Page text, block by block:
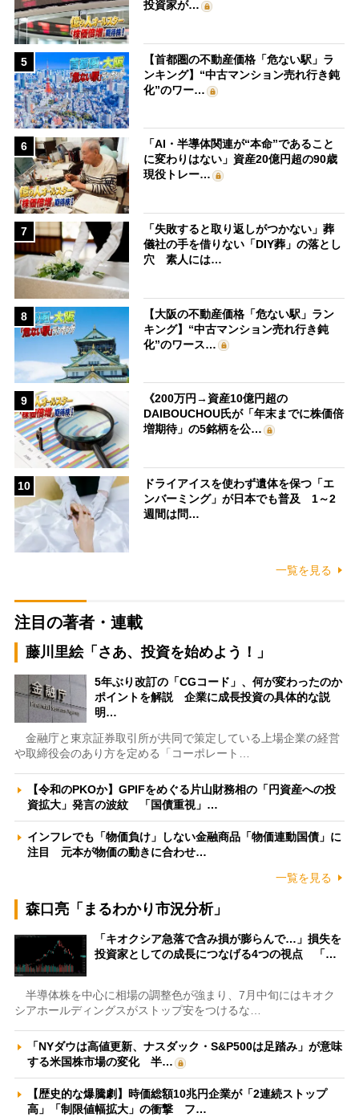
投資家が…
5
【首都圏の不動産価格「危ない駅」ラ
ンキング】“中古マンション売れ行き鈍
化”のワー…
6
「AI・半導体関連が“本命”であること
に変わりはない」資産20億円超の90歳
現役トレー…
7
「失敗すると取り返しがつかない」葬
儀社の手を借りない「DIY葬」の落とし
穴 素人には…
8
【大阪の不動産価格「危ない駅」ラン
キング】“中古マンション売れ行き鈍
化”のワース…
9
《200万円→資産10億円超の
DAIBOUCHOU氏が「年末までに株価倍
増期待」の5銘柄を公…
10
ドライアイスを使わず遺体を保つ「エ
ンバーミング」が日本でも普及 1～2
週間は問…
一覧を見る
注目の著者・連載
藤川里絵「さあ、投資を始めよう！」
5年ぶり改訂の「CGコード」、何が変わったのか
ポイントを解説 企業に成長投資の具体的な説
明…
金融庁と東京証券取引所が共同で策定している上場企業の経営
や取締役会のあり方を定める「コーポレート…
【令和のPKOか】GPIFをめぐる片山財務相の「円資産への投
資拡大」発言の波紋 「国債重視」…
インフレでも「物価負け」しない金融商品「物価連動国債」に
注目 元本が物価の動きに合わせ…
一覧を見る
森口亮「まるわかり市況分析」
「キオクシア急落で含み損が膨らんで…」損失を
投資家としての成長につなげる4つの視点 「…
半導体株を中心に相場の調整色が強まり、7月中旬にはキオク
シアホールディングスがストップ安をつけるな…
「NYダウは高値更新、ナスダック・S&P500は足踏み」が意味
する米国株市場の変化 半…
【歴史的な爆騰劇】時価総額10兆円企業が「2連続ストップ
高」「制限値幅拡大」の衝撃 フ…